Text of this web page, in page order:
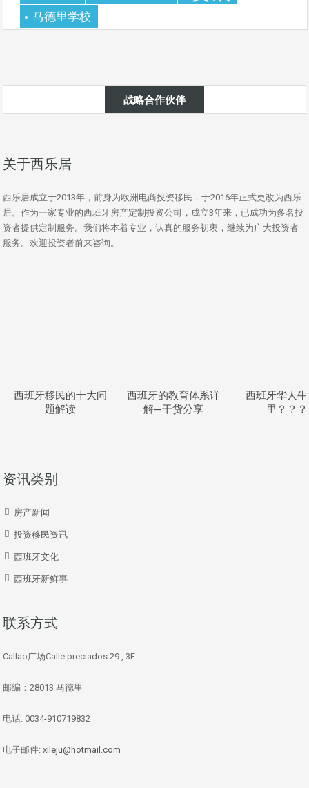
马德里学校
战略合作伙伴
关于西乐居
西乐居成立于2013年，前身为欧洲电商投资移民，于2016年正式更改为西乐
居。作为一家专业的西班牙房产定制投资公司，成立3年来，已成功为多名投
资者提供定制服务。我们将本着专业，认真的服务初衷，继续为广大投资者
服务。欢迎投资者前来咨询。
西班牙移民的十大问
题解读
西班牙的教育体系详
解—干货分享
西班牙华人
里？？？
资讯类别
房产新闻
投资移民资讯
西班牙文化
西班牙新鲜事
联系方式
Callao广场Calle preciados 29 , 3E
邮编：28013 马德里
电话: 0034-910719832
电子邮件: xileju@hotmail.com